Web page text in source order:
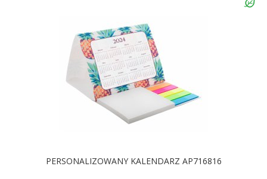
PERSONALIZOWANY KALENDARZ AP716816